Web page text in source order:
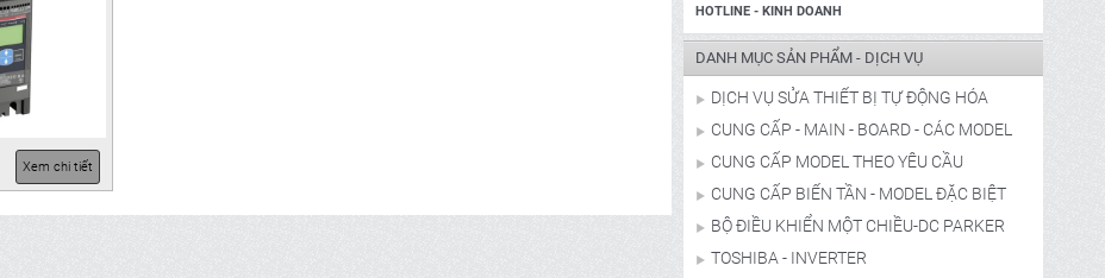
Xem chi tiết
HOTLINE - KINH DOANH
DANH MỤC SẢN PHẨM - DỊCH VỤ
DỊCH VỤ SỬA THIẾT BỊ TỰ ĐỘNG HÓA
CUNG CẤP - MAIN - BOARD - CÁC MODEL
CUNG CẤP MODEL THEO YÊU CẦU
CUNG CẤP BIẾN TẦN - MODEL ĐẶC BIỆT
BỘ ĐIỀU KHIỂN MỘT CHIỀU-DC PARKER
TOSHIBA - INVERTER